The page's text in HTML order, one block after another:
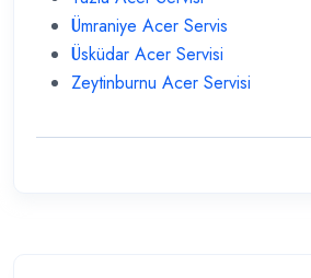
Ümraniye Acer Servis
Üsküdar Acer Servisi
Zeytinburnu Acer Servisi